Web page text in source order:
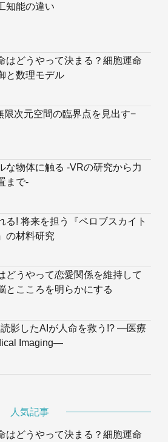
知能の違い
はどうやって決まる？細胞運命
と数理モデル
限次元空間の臨界点を見出す−
な物体に触る -VRの研究から力
まで-
る! 将来を担う『ペロブスカイト
の材料研究
どうやって恋愛関係を維持して
とこころを明らかにする
影したAIが人命を救う!? —医療
Imaging—
人気記事
はどうやって決まる？細胞運命